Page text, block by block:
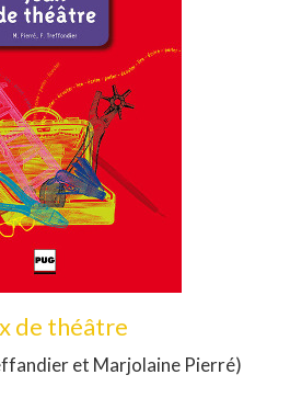
de théâtre
et Marjolaine Pierré)